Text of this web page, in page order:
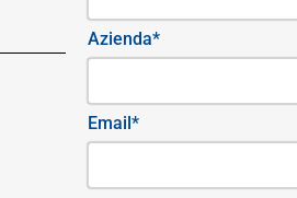
Azienda*
Email*